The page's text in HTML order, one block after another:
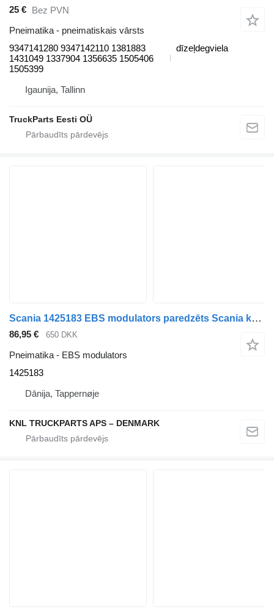
25 € Bez PVN
Pneimatika - pneimatiskais vārsts
9347141280 9347142110 1381883
1431049 1337904 1356635 1505406
1505399
dīzeļdegviela
Igaunija, Tallinn
TruckParts Eesti OÜ
Scania 1425183 EBS modulators paredzēts Scania kravas automašīnas
86,95 € 650 DKK
Pneimatika - EBS modulators
1425183
Dānija, Tappernøje
KNL TRUCKPARTS APS – DENMARK